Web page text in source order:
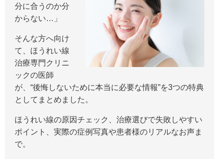
分に合うのか分
からない…」
そんな方へ向け
て、ほうれい線
治療専門クリニ
ックの医師
が、“後悔しないために本当に必要な情報”を3つの特典
としてまとめました。
ほうれい線の原因チェック、治療選びで失敗しやすい
ポイント、実際の症例写真や患者様のリアルなお声ま
で。